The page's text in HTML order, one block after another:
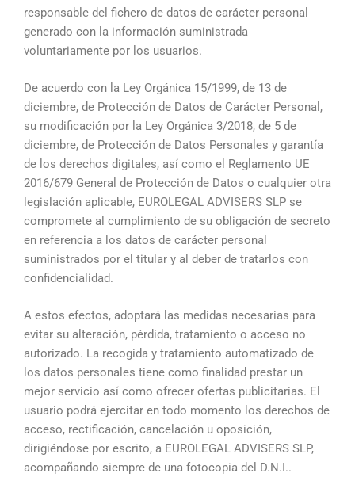
responsable del fichero de datos de carácter personal
generado con la información suministrada
voluntariamente por los usuarios.
De acuerdo con la Ley Orgánica 15/1999, de 13 de
diciembre, de Protección de Datos de Carácter Personal,
su modificación por la Ley Orgánica 3/2018, de 5 de
diciembre, de Protección de Datos Personales y garantía
de los derechos digitales, así como el Reglamento UE
2016/679 General de Protección de Datos o cualquier otra
legislación aplicable, EUROLEGAL ADVISERS SLP se
compromete al cumplimiento de su obligación de secreto
en referencia a los datos de carácter personal
suministrados por el titular y al deber de tratarlos con
confidencialidad.
A estos efectos, adoptará las medidas necesarias para
evitar su alteración, pérdida, tratamiento o acceso no
autorizado. La recogida y tratamiento automatizado de
los datos personales tiene como finalidad prestar un
mejor servicio así como ofrecer ofertas publicitarias. El
usuario podrá ejercitar en todo momento los derechos de
acceso, rectificación, cancelación u oposición,
dirigiéndose por escrito, a EUROLEGAL ADVISERS SLP,
acompañando siempre de una fotocopia del D.N.I..